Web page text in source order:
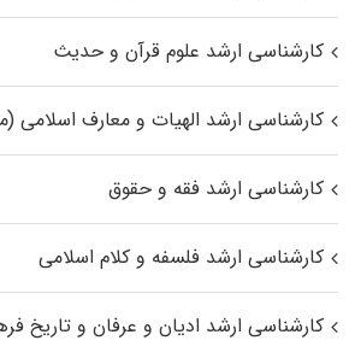
کارشناسی ارشد علوم قرآن و حدیث
کارشناسی ارشد الهیات و معارف
کارشناسی ارشد فقه و حقوق
کارشناسی ارشد فلسفه و کلام اسلامی
کارشناسی ارشد ادیان و عرفان و تاریخ